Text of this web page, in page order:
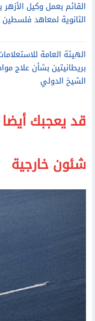
الثانوية لمعاهد فلسطين
بريطانيتين بشأن علاج
الشيخ الدولي
قد يعجبك أيضا
شئون خارجية